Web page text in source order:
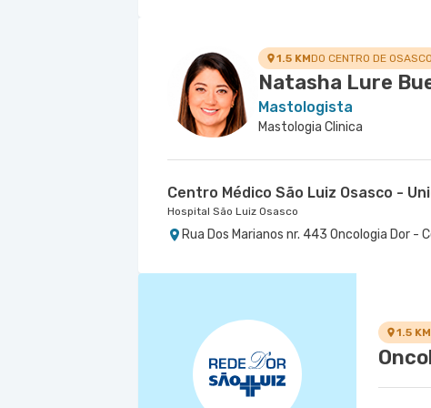
1.5 KMDO CENTRO DE OSASCO
Natasha Lure
Mastologista
Mastologia Clinica
Centro Médico São Luiz Osasco -
Hospital São Luiz Osasco
Rua Dos Marianos nr. 443 Oncologia Dor -
1.5 KM